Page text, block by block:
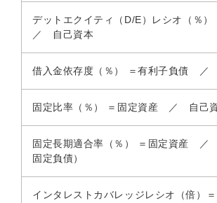
デットエクイティ（D/E）レシオ（％）
／ 自己資本
借入金依存度（％） ＝有利子負債 ／
固定比率（％） ＝固定資産 ／ 自己
固定長期適合率（％） ＝固定資産 ／
固定負債）
インタレストカバレッジレシオ（倍）